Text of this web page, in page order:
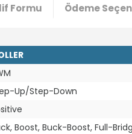
Formu Ödeme
Up/Step-Down
Boost, Buck-Boost, Full-